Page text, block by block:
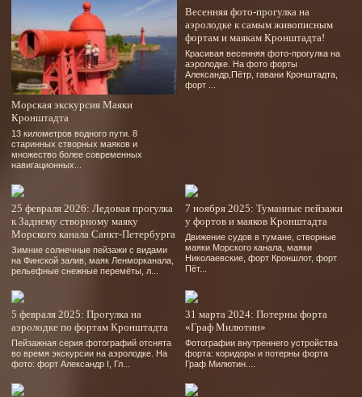
Морская экскурсия Маяки
Кронштадта
13 километров водного пути. 8
старинных створных маяков и
множество более современных
навигационных...
Весенняя фото-прогулка на
аэролодке к самым живописным
фортам и маякам Кронштадта!
Красивая весенняя фото-прогулка на
аэролодке. На фото форты
Александр,Пётр, гавани Кронштадта,
форт ...
25 февраля 2026: Ледовая прогулка
к Заднему створному маяку
Морского канала Санкт-Петербурга
Зимние солнечные пейзажи с видами
на Финской залив, маяк Ленморканала,
рельефные снежные перемёты, л...
7 ноября 2025: Туманные пейзажи
у фортов и маяков Кронштадта
Движение судов в тумане, створные
маяки Морского канала, маяки
Николаевские, форт Кроншлот, форт
Пёт...
5 февраля 2025: Прогулка на
аэролодке по фортам Кронштадта
Пейзажная серия фотографий отснята
во время экскурсии на аэролодке. На
фото: форт Александр І, Гл...
31 марта 2024: Потерны форта
«Граф Милютин»
Фотографии внутреннего устройства
форта: коридоры и потерны форта
Граф Милютин....